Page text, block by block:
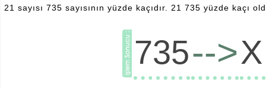
21 sayısı 735 sayısının yüzde kaçıdır. 21 735 yüzde kaçı
735-->